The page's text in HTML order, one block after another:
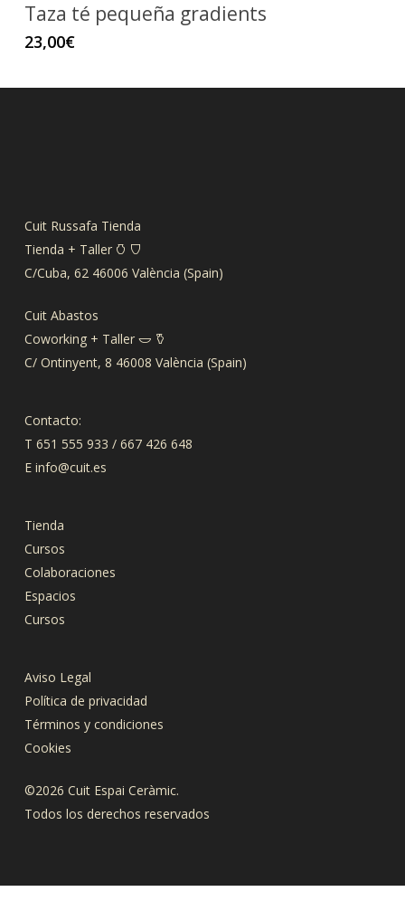
Taza té pequeña gradients
23,00€
Cuit Russafa Tienda
Tienda + Taller 𐃡 𐃴
C/Cuba, 62 46006 València (Spain)
Cuit Abastos
Coworking + Taller 𐃬 𐃤
C/ Ontinyent, 8 46008 València (Spain)
Contacto:
T 651 555 933 / 667 426 648
E info@cuit.es
Tienda
Cursos
Colaboraciones
Espacios
Cursos
Aviso Legal
Política de privacidad
Términos y condiciones
Cookies
©2026 Cuit Espai Ceràmic.
Todos los derechos reservados